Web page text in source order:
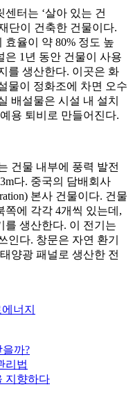
터는 ‘살아 있는 건
단이 건축한 건물이다.
율이 약 80% 정도 높
은 1년 동안 건물이 사용
를 생산한다. 이곳은 화
물이 정화조에 차면 오수
배설물은 시설 내 설치
용 퇴비로 만들어진다.
건물 내부에 풍력 발전
다. 중국의 담배회사
본사 건물이다. 건물
쪽에 각각 4개씩 있는데,
를 생산한다. 이 전기는
인다. 창문은 자연 환기
양광 패널로 생산한 전
너지
까?
리법
지향하다